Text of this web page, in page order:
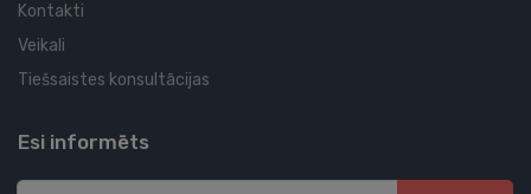
Kontakti
Veikali
Tiešsaistes konsultācijas
Esi informēts